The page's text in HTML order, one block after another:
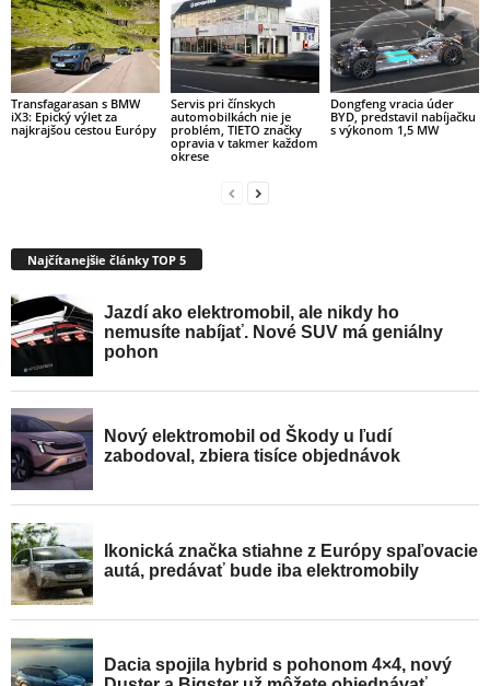
Transfagarasan s BMW
iX3: Epický výlet za
najkrajšou cestou Európy
Servis pri čínskych
automobilkách nie je
problém, TIETO značky
opravia v takmer každom
okrese
Dongfeng vracia úder
BYD, predstavil nabíjačku
s výkonom 1,5 MW
Najčítanejšie články TOP 5